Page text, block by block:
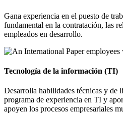
Gana experiencia en el puesto de
fundamental en la contratación, las
empleados en desarrollo.
Tecnología de la información (TI)
Desarrolla habilidades técnicas y de
programa de experiencia en TI y
apoyen los procesos empresariales